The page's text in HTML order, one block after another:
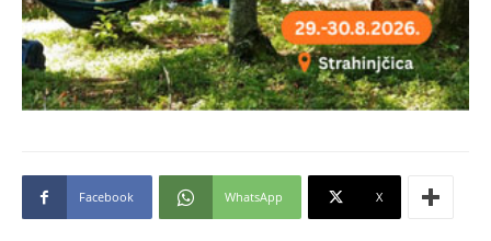
Facebook WhatsApp X